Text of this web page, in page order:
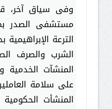
وفى سياق آخر،
مستشفى الصدر
الترعة
الشرب والصرف
المنشآت الخدمية
على سلامة
المنشأت الحكومية